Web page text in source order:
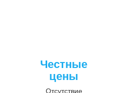
Честные
цены
Отсутствие